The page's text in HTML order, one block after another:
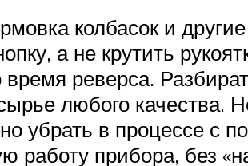
колбасок и
а не крутить
реверса.
любого качества.
убрать в процессе с
работу прибора, без